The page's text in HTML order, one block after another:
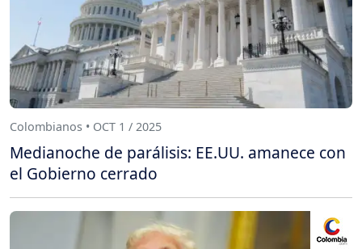
Colombianos • OCT 1 / 2025
Medianoche de parálisis: EE.UU. amanece con
el Gobierno cerrado